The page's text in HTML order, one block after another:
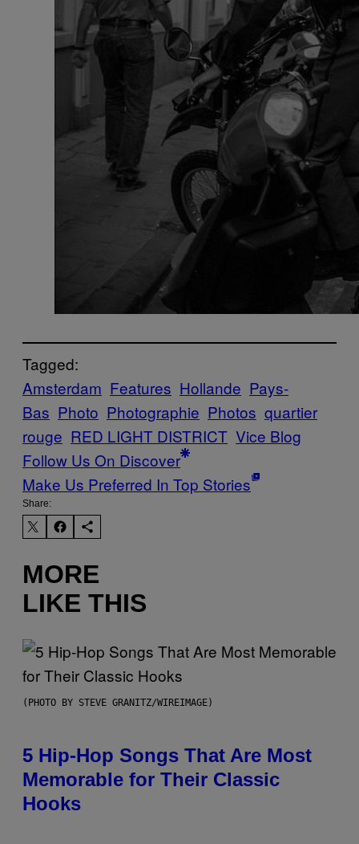
Tagged:
Amsterdam Features Hollande Pays-
Bas Photo Photographie Photos quartier
rouge RED LIGHT DISTRICT Vice Blog
Follow Us On Discover
Make Us Preferred In Top Stories
Share:
MORE
LIKE THIS
(PHOTO BY STEVE GRANITZ/WIREIMAGE)
5 Hip-Hop Songs That Are Most
Memorable for Their Classic
Hooks